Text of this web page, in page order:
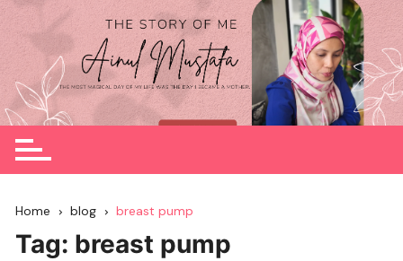
Skip
to
content
Home blog breast pump
Tag: breast pump